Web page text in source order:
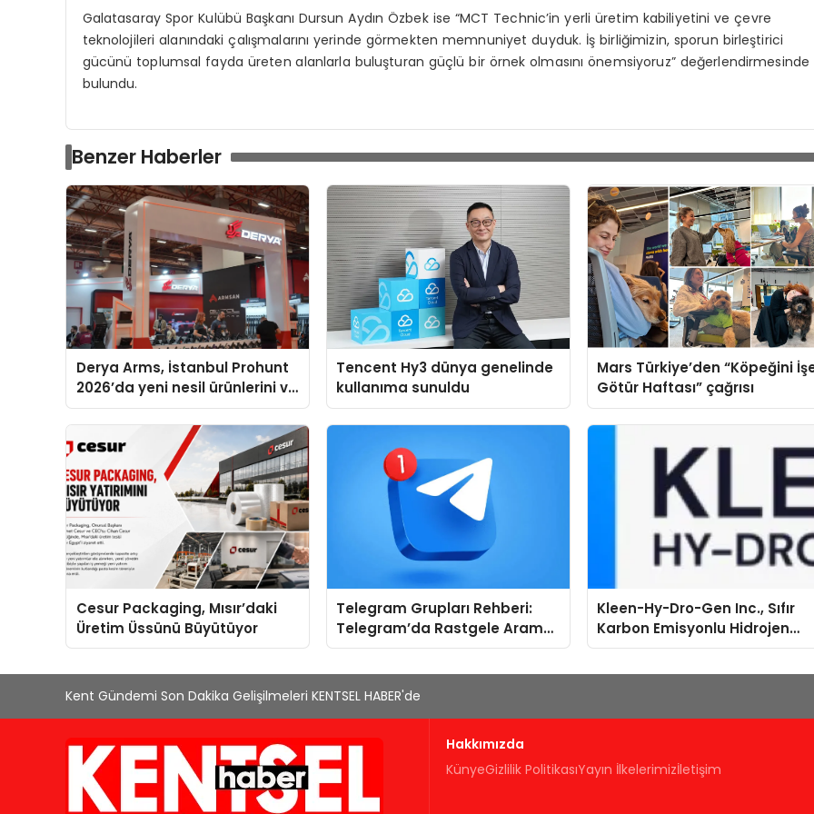
Galatasaray Spor Kulübü Başkanı Dursun Aydın Özbek ise “MCT Technic’in yerli üretim kabiliyetini ve çevre
teknolojileri alanındaki çalışmalarını yerinde görmekten memnuniyet duyduk. İş birliğimizin, sporun birleştirici
gücünü toplumsal fayda üreten alanlarla buluşturan güçlü bir örnek olmasını önemsiyoruz” değerlendirmesinde
bulundu.
Benzer Haberler
Derya Arms, İstanbul Prohunt
2026’da yeni nesil ürünlerini ve
global marka vizyonunu
sergiledi
Tencent Hy3 dünya genelinde
kullanıma sunuldu
Mars Türkiye’den “Köpeğini
Götür Haftası” çağrısı
Cesur Packaging, Mısır’daki
Üretim Üssünü Büyütüyor
Telegram Grupları Rehberi:
Telegram’da Rastgele Arama
Yerine Kategori Bazlı Keşif
Kleen-Hy-Dro-Gen Inc., Sıfır
Karbon Emisyonlu Hidrojen
Isıtma Teknolojisinde ISO ve
Kent Gündemi Son Dakika Gelişilmeleri KENTSEL HABER'de
Hakkımızda
KünyeGizlilik PolitikasıYayın İlkelerimizİletişim